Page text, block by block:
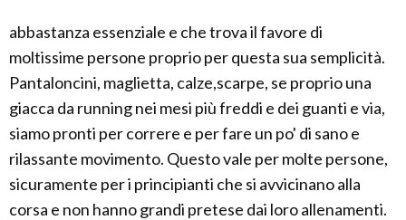
abbastanza essenziale e che trova il favore di
moltissime persone proprio per questa sua semplicità.
Pantaloncini, maglietta, calze,scarpe, se proprio una
giacca da running nei mesi più freddi e dei guanti e via,
siamo pronti per correre e per fare un po' di sano e
rilassante movimento. Questo vale per molte persone,
sicuramente per i principianti che si avvicinano alla
corsa e non hanno grandi pretese dai loro allenamenti.